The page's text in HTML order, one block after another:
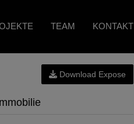
TEAM KONTAKT
Download Expose